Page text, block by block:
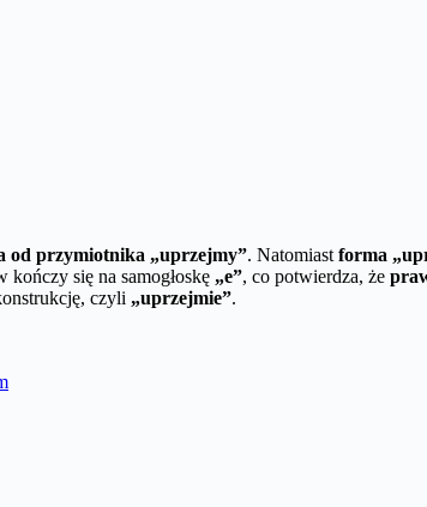
od przymiotnika „uprzejmy”. Natomiast forma
się na samogłoskę „e”, co potwierdza, że
czyli „uprzejmie”.